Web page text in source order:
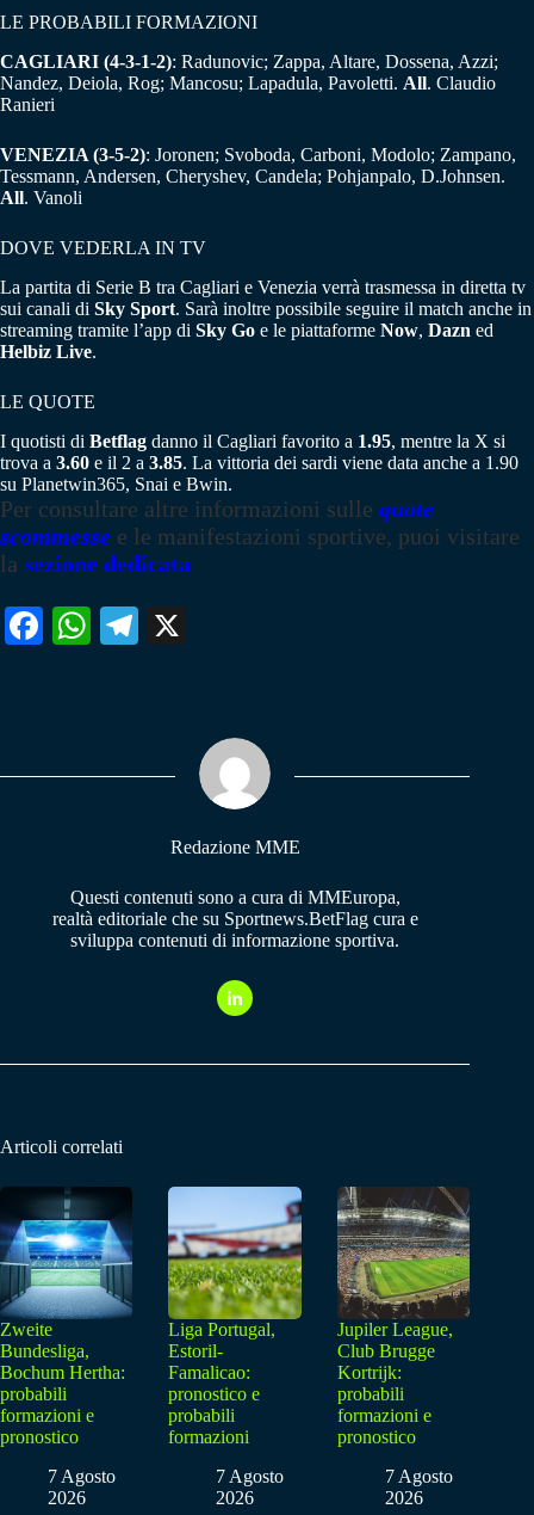
LE PROBABILI FORMAZIONI
CAGLIARI (4-3-1-2): Radunovic; Zappa, Altare, Dossena, Azzi;
Nandez, Deiola, Rog; Mancosu; Lapadula, Pavoletti. All. Claudio
Ranieri
VENEZIA (3-5-2): Joronen; Svoboda, Carboni, Modolo; Zampano,
Tessmann, Andersen, Cheryshev, Candela; Pohjanpalo, D.Johnsen.
All. Vanoli
DOVE VEDERLA IN TV
La partita di Serie B tra Cagliari e Venezia verrà trasmessa in diretta tv
sui canali di Sky Sport. Sarà inoltre possibile seguire il match anche in
streaming tramite l’app di Sky Go e le piattaforme Now, Dazn ed
Helbiz Live.
LE QUOTE
I quotisti di Betflag danno il Cagliari favorito a 1.95, mentre la X si
trova a 3.60 e il 2 a 3.85. La vittoria dei sardi viene data anche a 1.90
su Planetwin365, Snai e Bwin.
Per consultare altre informazioni sulle quote
scommesse e le manifestazioni sportive, puoi visitare
la sezione dedicata
Fa W
pp
Te
m
Redazione MME
Questi contenuti sono a cura di MMEuropa,
realtà editoriale che su Sportnews.BetFlag cura e
sviluppa contenuti di informazione sportiva.
Articoli correlati
Zweite
Bundesliga,
Bochum Hertha:
probabili
formazioni e
pronostico
7 Agosto
2026
Liga Portugal,
Estoril-
Famalicao:
pronostico e
probabili
formazioni
7 Agosto
2026
Jupiler League,
Club Brugge
Kortrijk:
probabili
formazioni e
pronostico
7 Agosto
2026